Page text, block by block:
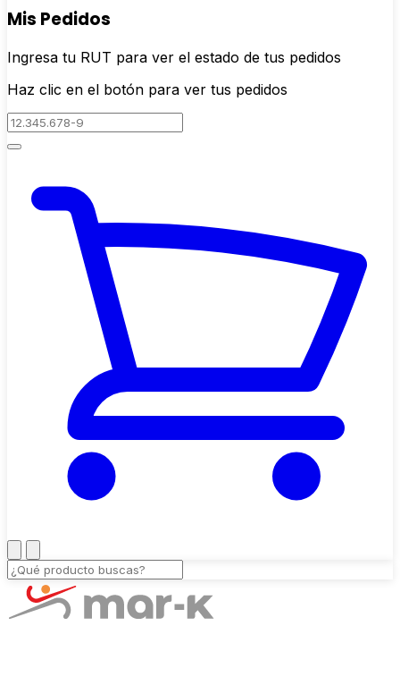
Mis Pedidos
Ingresa tu RUT para ver el estado de tus pedidos
Haz clic en el botón para ver tus pedidos